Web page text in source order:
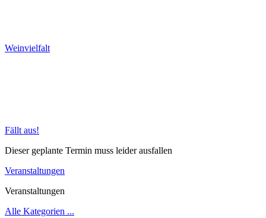
Weinvielfalt
Fällt aus!
Dieser geplante Termin muss leider ausfallen
Veranstaltungen
Veranstaltungen
Alle Kategorien ...